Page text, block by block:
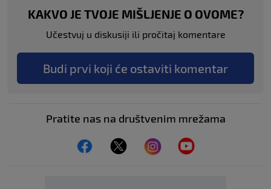
KAKVO JE TVOJE MIŠLJENJE O OVOME?
Učestvuj u diskusiji ili pročitaj komentare
Budi prvi koji će ostaviti komentar
Pratite nas na društvenim mrežama